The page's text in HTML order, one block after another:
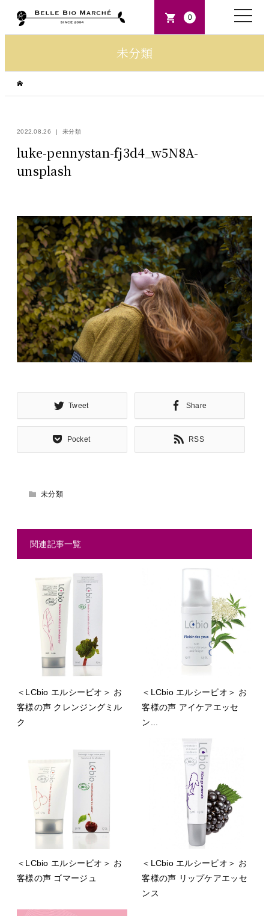
0
toggle
未分類
2022.08.26 未分類
luke-pennystan-fj3d4_w5N8A-
unsplash
Tweet Share
Pocket RSS
未分類
関連記事一覧
＜LCbio エルシービオ＞ お
客様の声 クレンジングミル
ク
＜LCbio エルシービオ＞ お
客様の声 アイケアエッセ
ン...
＜LCbio エルシービオ＞ お
客様の声 ゴマージュ
＜LCbio エルシービオ＞ お
客様の声 リップケアエッセ
ンス